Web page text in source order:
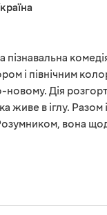
і північним
Дія
живе в іглу. Разом
вона